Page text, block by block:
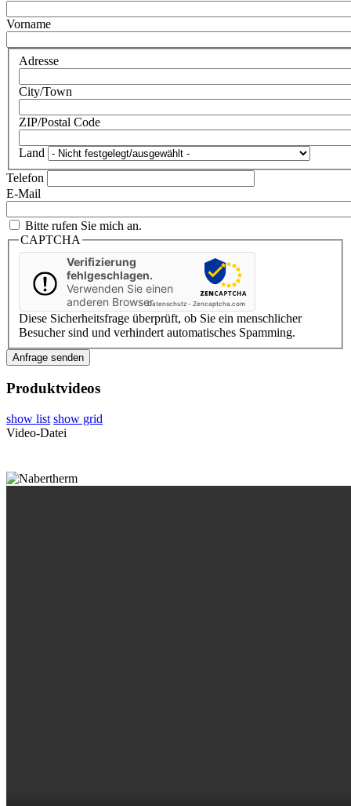
Vorname
Adresse
City/Town
ZIP/Postal Code
Land
Telefon
E-Mail
Bitte rufen Sie mich an.
CAPTCHA
Verifizierung
fehlgeschlagen.
Verwenden Sie einen
anderen BrowserDatenschutz - Zencaptcha.com
Diese Sicherheitsfrage überprüft, ob Sie ein menschlicher
Besucher sind und verhindert automatisches Spamming.
Produktvideos
show list show grid
Video-Datei